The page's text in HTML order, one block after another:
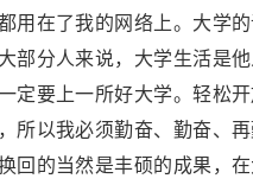
在了我的网络上。大学
分人来说，大学生活是
要上一所好大学。轻松
所以我必须勤奋、勤奋、
的当然是丰硕的成果，